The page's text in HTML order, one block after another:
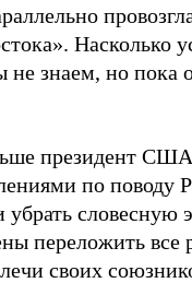
Насколько
не знаем, но пока
президент
по поводу
убрать словесную
переложить все
своих